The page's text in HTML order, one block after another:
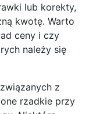
lub korekty,
kwotę. Warto
ceny i czy
należy się
z
rzadkie przy